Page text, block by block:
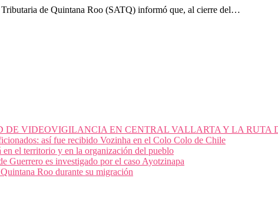
de Quintana Roo (SATQ) informó que, al cierre del…
DE VIDEOVIGILANCIA EN CENTRAL VALLARTA Y LA RUTA
así fue recibido Vozinha en el Colo Colo de Chile
el territorio y en la organización del pueblo
Guerrero es investigado por el caso Ayotzinapa
Roo durante su migración